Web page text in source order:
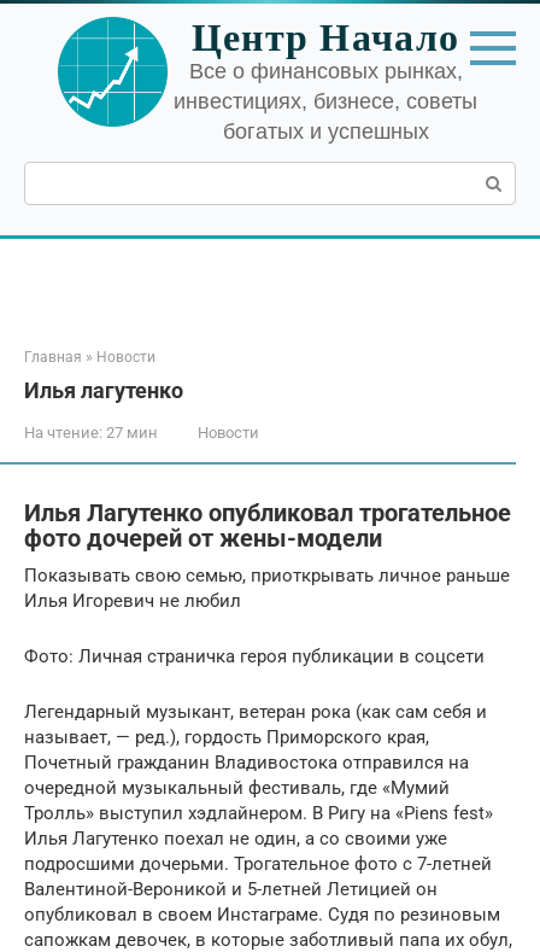
Перейти
контенту
Центр Начало
Все о финансовых рынках,
инвестициях, бизнесе, советы
богатых и успешных
Поиск:
Главная » Новости
Илья лагутенко
На чтение: 27 мин Новости
Илья Лагутенко опубликовал трогательное
фото дочерей от жены-модели
Показывать свою семью, приоткрывать личное раньше
Илья Игоревич не любил
Фото: Личная страничка героя публикации в соцсети
Легендарный музыкант, ветеран рока (как сам себя и
называет, — ред.), гордость Приморского края,
Почетный гражданин Владивостока отправился на
очередной музыкальный фестиваль, где «Мумий
Тролль» выступил хэдлайнером. В Ригу на «Piens fest»
Илья Лагутенко поехал не один, а со своими уже
подросшими дочерьми. Трогательное фото с 7-летней
Валентиной-Вероникой и 5-летней Летицией он
опубликовал в своем Инстаграме. Судя по резиновым
сапожкам девочек, в которые заботливый папа их обул,